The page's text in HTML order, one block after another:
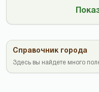
Справочник города
Здесь вы найдете много